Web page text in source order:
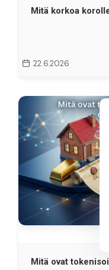
Mitä korkoa
22.6.2026
Mitä ovat